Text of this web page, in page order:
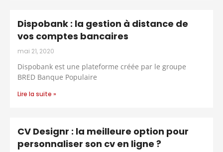
Dispobank : la gestion à distance de
vos comptes bancaires
mai 21, 2020
Dispobank est une plateforme créée par le groupe
BRED Banque Populaire
Lire la suite »
CV Designr : la meilleure option pour
personnaliser son cv en ligne ?